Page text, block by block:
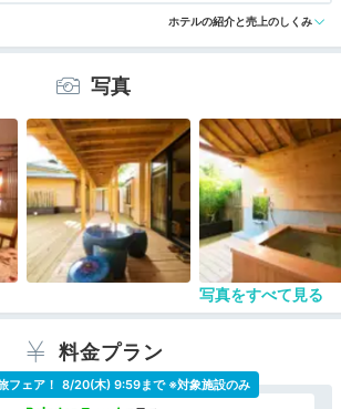
るお宿です。
3.0 客室 評価なし 接客対応 評価なし
バリアフリー 評価なし
ホテルの紹介と売上のしくみ
写真
写真をすべて見る
料金プラン
フェア！ 8/20(木) 9:59まで ※対象施設のみ